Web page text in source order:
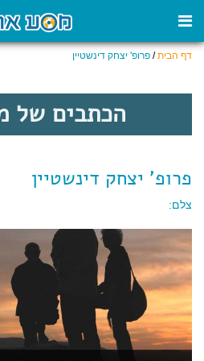
דף הבית/ פרופ' יצחק דינשטיין
הכתבים של
פרופ' יצחק דינשטיין
צלם: